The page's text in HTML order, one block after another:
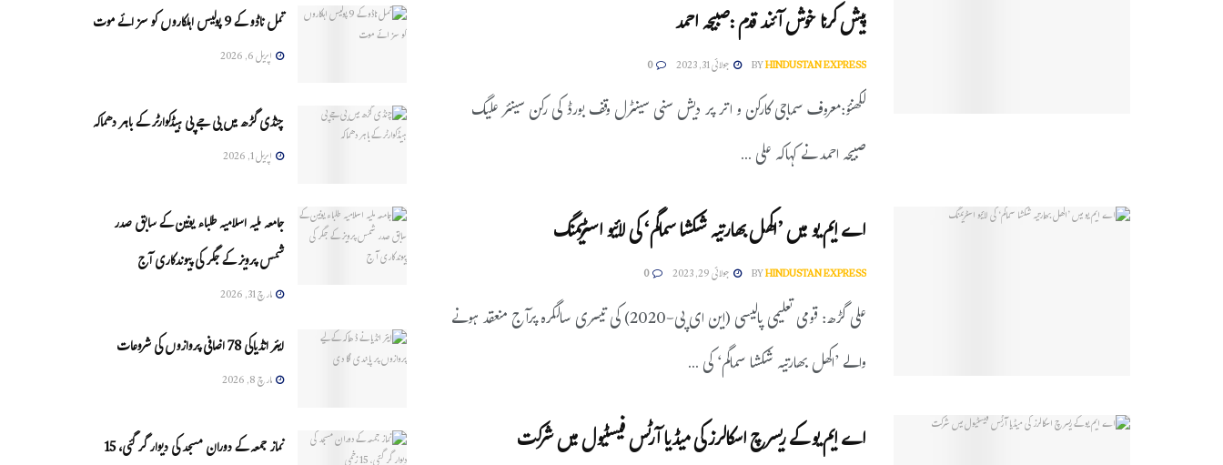
پیش کرنا خوش آئند قدم :صبیحہ احمد
BYHINDUSTAN EXPRESS جولائی 31, 2023 0
لکھنؤ:معروف سماجی کارکن و اتر پر دیش سنی سینٹرل وقف بورڈ کی رکن سینئر علیگ
صبیحہ احمد نے کہاکہ علی ...
اے ایم یو میں ’اکھل بھارتیہ شکشا سماگم‘ کی لائیو اسٹریمنگ
BYHINDUSTAN EXPRESS جولائی 29, 2023 0
علی گڑھ: قومی تعلیمی پالیسی (این ای پی-2020) کی تیسری سالگرہ پرآج منعقد ہونے
والے ’اکھل بھارتیہ شکشا سماگم‘ کی ...
اے ایم یو کے ریسرچ اسکالرز کی میڈیا آرٹس فیسٹیول میں شرکت
تمل ناڈو کے 9 پولیس اہلکاروں کو سزائے موت
اپریل 6, 2026
چنڈی گڑھ میں بی جے پی ہیڈکوارٹر کے باہر دھماکہ
اپریل 1, 2026
جامعہ ملیہ اسلامیہ طلباء یونین کے سابق صدر
شمس پرویز کے جگر کی پیوندکاری آج
مارچ 31, 2026
ایئر انڈیاکی 78 اضافی پروازوں کی شروعات
مارچ 8, 2026
نماز جمعہ کے دوران مسجد کی دیوار گر گئی، 15